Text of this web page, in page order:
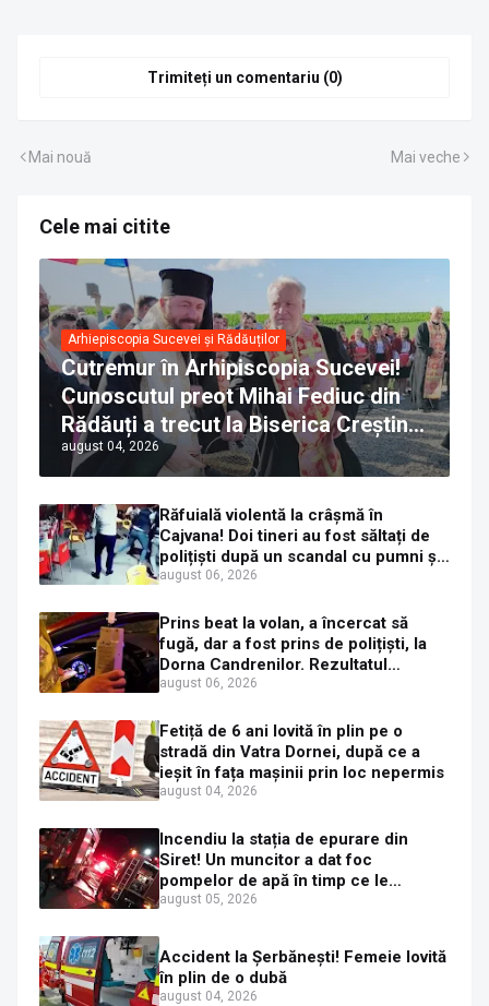
Trimiteți un comentariu (0)
Mai nouă Mai veche
Cele mai citite
Arhiepiscopia Sucevei și Rădăuților
Cutremur în Arhipiscopia Sucevei!
Cunoscutul preot Mihai Fediuc din
Rădăuți a trecut la Biserica Creștină
Ortodoxă Valahă. ÎPS Calinic anunță
că îi pregătește judecata canonică
august 04, 2026
Răfuială violentă la crâșmă în
Cajvana! Doi tineri au fost săltați de
polițiști după un scandal cu pumni și
mașini distruse
august 06, 2026
Prins beat la volan, a încercat să
fugă, dar a fost prins de polițiști, la
Dorna Candrenilor. Rezultatul
etilotestului: 1,59 mg/l alcool pur în
august 06, 2026
Fetiță de 6 ani lovită în plin pe o
stradă din Vatra Dornei, după ce a
ieșit în fața mașinii prin loc nepermis
august 04, 2026
Incendiu la stația de epurare din
Siret! Un muncitor a dat foc
pompelor de apă în timp ce le
alimenta cu combustibil
august 05, 2026
Accident la Șerbănești! Femeie lovită
în plin de o dubă
august 04, 2026